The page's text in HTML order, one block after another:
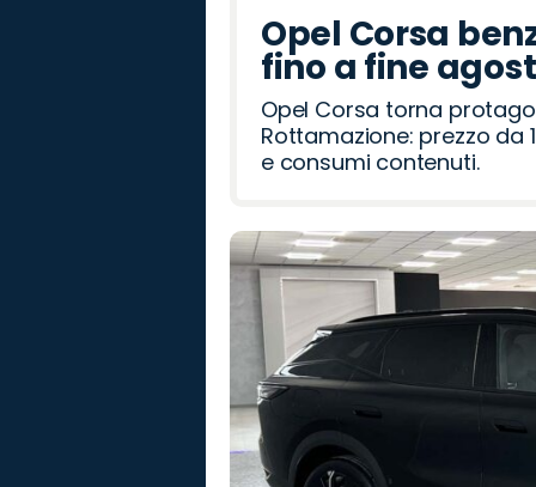
Opel Corsa
fino a fine
Opel Corsa torna
Rottamazione: prezzo da
e consumi contenuti.